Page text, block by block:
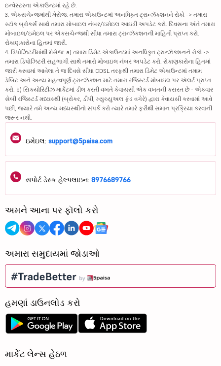
ઇન્વેસ્ટરના એકાઉન્ટમાં રહે છે.
3. એક્સચેન્જમાંથી મેસેજ: તમારા એકાઉન્ટમાં અનધિકૃત ટ્રાન્ઝૅક્શનને રોકો -> તમારા
સ્ટૉક બ્રોકર્સ સાથે તમારા મોબાઇલ નંબર/ઇમેઇલ આઇડી અપડેટ કરો. દિવસના અંતે તમારા
મોબાઇલ/ઇમેઇલ પર એક્સચેન્જથી સીધા તમારા ટ્રાન્ઝૅક્શનની માહિતી પ્રાપ્ત કરો.
રોકાણકારોના હિતમાં જારી.
4. ડિપોઝિટરીમાંથી મેસેજ: a) તમારા ડિમેટ એકાઉન્ટમાં અનધિકૃત ટ્રાન્ઝૅક્શનને રોકો ->
તમારા ડિપોઝિટરી સહભાગી સાથે તમારો મોબાઇલ નંબર અપડેટ કરો. રોકાણકારોના હિતમાં
જારી કરવામાં આવેલા તે જ દિવસે સીધા CDSL તરફથી તમારા ડિમેટ એકાઉન્ટમાં તમામ
ડેબિટ અને અન્ય મહત્વપૂર્ણ ટ્રાન્ઝૅક્શન માટે તમારા રજિસ્ટર્ડ મોબાઇલ પર ઍલર્ટ પ્રાપ્ત
કરો. b) સિક્યોરિટીઝ માર્કેટમાં ડીલ કરતી વખતે કેવાયસી એક વખતની કસરત છે - એકવાર
સેબી રજિસ્ટર્ડ મધ્યસ્થી (બ્રોકર, ડીપી, મ્યુચ્યુઅલ ફંડ વગેરે) દ્વારા કેવાયસી કરવામાં આવે
પછી, જ્યારે તમે અન્ય મધ્યસ્થીનો સંપર્ક કરો ત્યારે તમારે ફરીથી સમાન પ્રક્રિયા કરવાની
જરૂર નથી.
ઇમેઇલ: support@5paisa.com
સપોર્ટ ડેસ્ક હેલ્પલાઇન: 8976689766
અમને આના પર ફૉલો કરો
અમારા સમુદાયમાં જોડાઓ
હમણાં ડાઉનલોડ કરો
માર્કેટ લેન્સ હેઠળ